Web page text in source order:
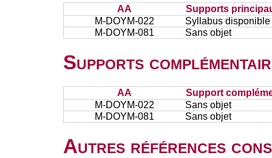
AA
Supports
M-DOYM-022
Syllabus disponible
M-DOYM-081
Sans objet
Supports
AA
Support
M-DOYM-022
Sans objet
M-DOYM-081
Sans objet
Autres références